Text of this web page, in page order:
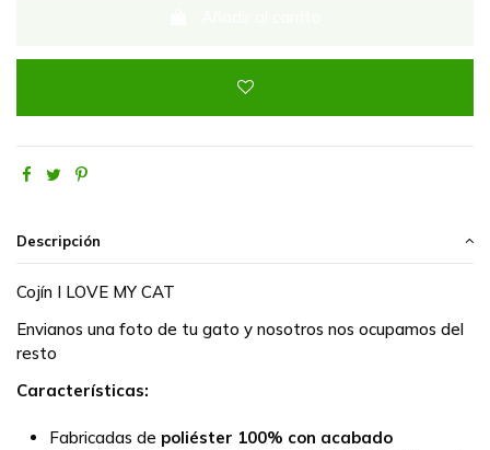
Descripción
Cojín I LOVE MY CAT
Envianos una foto de tu gato y nosotros nos ocupamos del
resto
Características:
Fabricadas de poliéster 100% con acabado